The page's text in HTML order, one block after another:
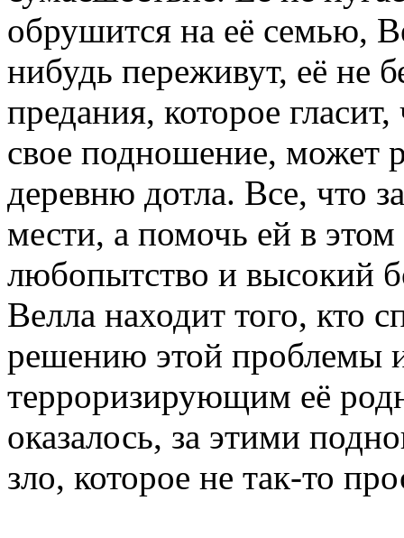
обрушится на её семью,
нибудь переживут, её не
предания, которое
свое подношение, может
деревню дотла. Все, что
мести, а помочь ей в
любопытство и высокий
Велла находит того, кто
решению этой проблемы и
терроризирующим её
оказалось, за этими
зло, которое не так-то